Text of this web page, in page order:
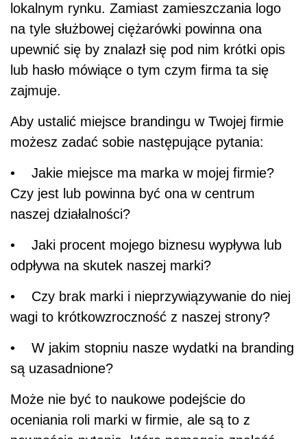
lokalnym rynku. Zamiast zamieszczania logo
na tyle służbowej ciężarówki powinna ona
upewnić się by znalazł się pod nim krótki opis
lub hasło mówiące o tym czym firma ta się
zajmuje.
Aby ustalić miejsce brandingu w Twojej firmie
możesz zadać sobie następujące pytania:
• Jakie miejsce ma marka w mojej firmie?
Czy jest lub powinna być ona w centrum
naszej działalności?
• Jaki procent mojego biznesu wypływa lub
odpływa na skutek naszej marki?
• Czy brak marki i nieprzywiązywanie do niej
wagi to krótkowzroczność z naszej strony?
• W jakim stopniu nasze wydatki na branding
są uzasadnione?
Może nie być to naukowe podejście do
oceniania roli marki w firmie, ale są to z